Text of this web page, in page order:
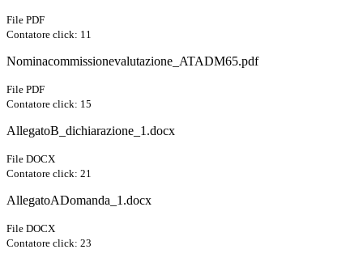
File PDF
Contatore click: 11
Nominacommissionevalutazione_ATADM65.pdf
File PDF
Contatore click: 15
AllegatoB_dichiarazione_1.docx
File DOCX
Contatore click: 21
AllegatoADomanda_1.docx
File DOCX
Contatore click: 23